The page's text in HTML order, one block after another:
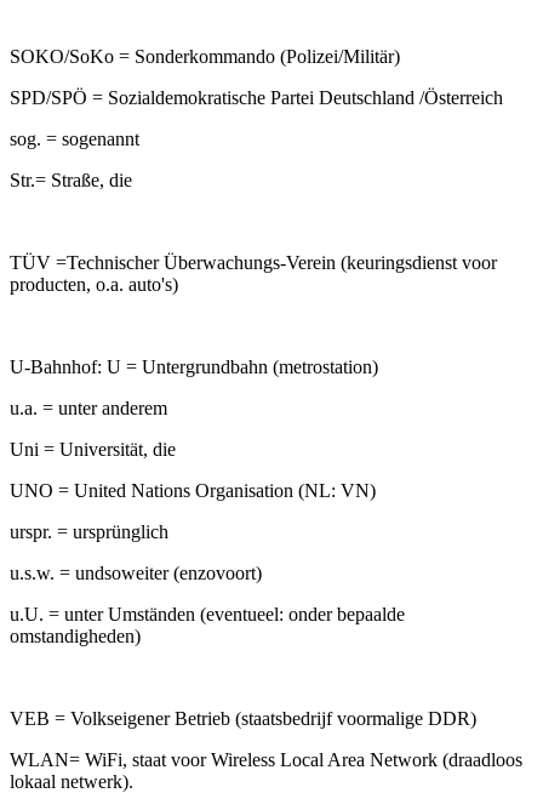
SOKO/SoKo = Sonderkommando (Polizei/Militär)
SPD/SPÖ = Sozialdemokratische Partei Deutschland /Österreich
sog. = sogenannt
Str.= Straße, die
TÜV =Technischer Überwachungs-Verein (keuringsdienst voor
producten, o.a. auto's)
U-Bahnhof: U = Untergrundbahn (metrostation)
u.a. = unter anderem
Uni = Universität, die
UNO = United Nations Organisation (NL: VN)
urspr. = ursprünglich
u.s.w. = undsoweiter (enzovoort)
u.U. = unter Umständen (eventueel: onder bepaalde
omstandigheden)
VEB = Volkseigener Betrieb (staatsbedrijf voormalige DDR)
WLAN= WiFi, staat voor Wireless Local Area Network (draadloos
lokaal netwerk).